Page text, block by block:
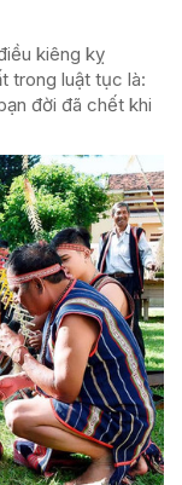
kiêng kỵ
trong luật tục là:
đời đã chết khi